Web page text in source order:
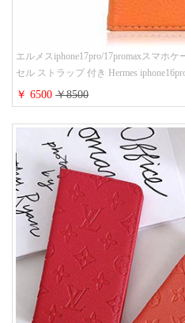
エルメスiphone17pro/17promaxスマホ
セル ストラップ 付き Hermes
帯カバー ハイ ブランド アイフォーン
￥ 6500￥8500